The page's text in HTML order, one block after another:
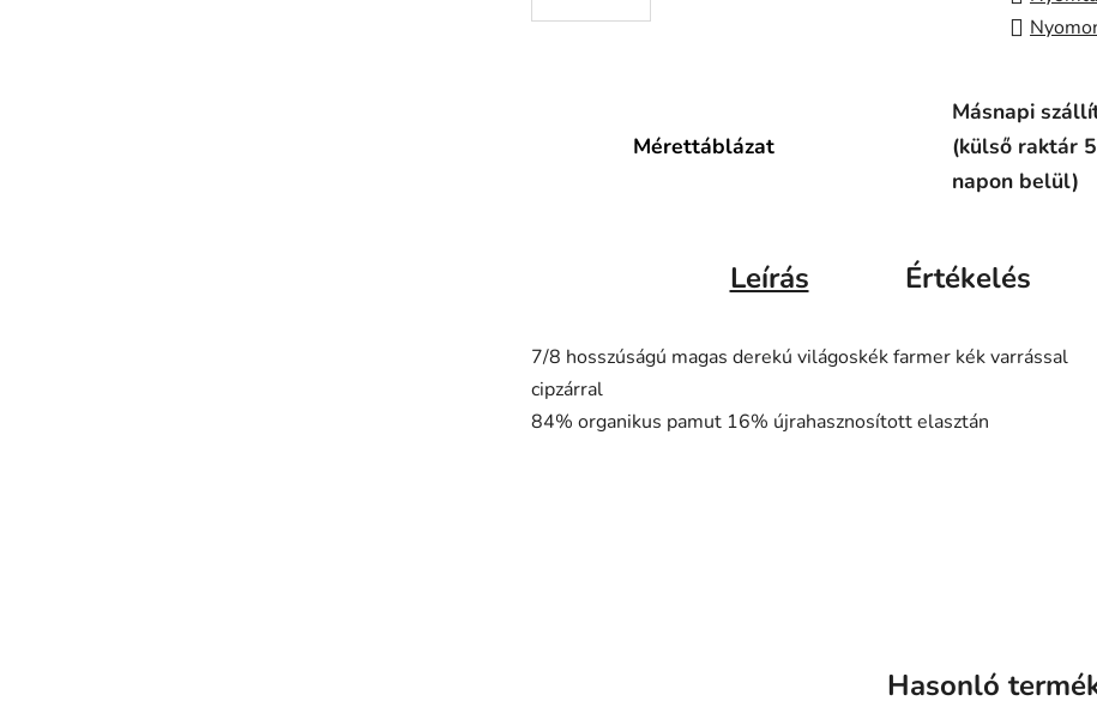
Mérettáblázat
Másnapi
(külső raktár 5
napon belül)
Leírás Értékelés
7/8 hosszúságú magas derekú világoskék farmer kék varrással
cipzárral
84% organikus pamut 16% újrahasznosított elasztán
Hasonló